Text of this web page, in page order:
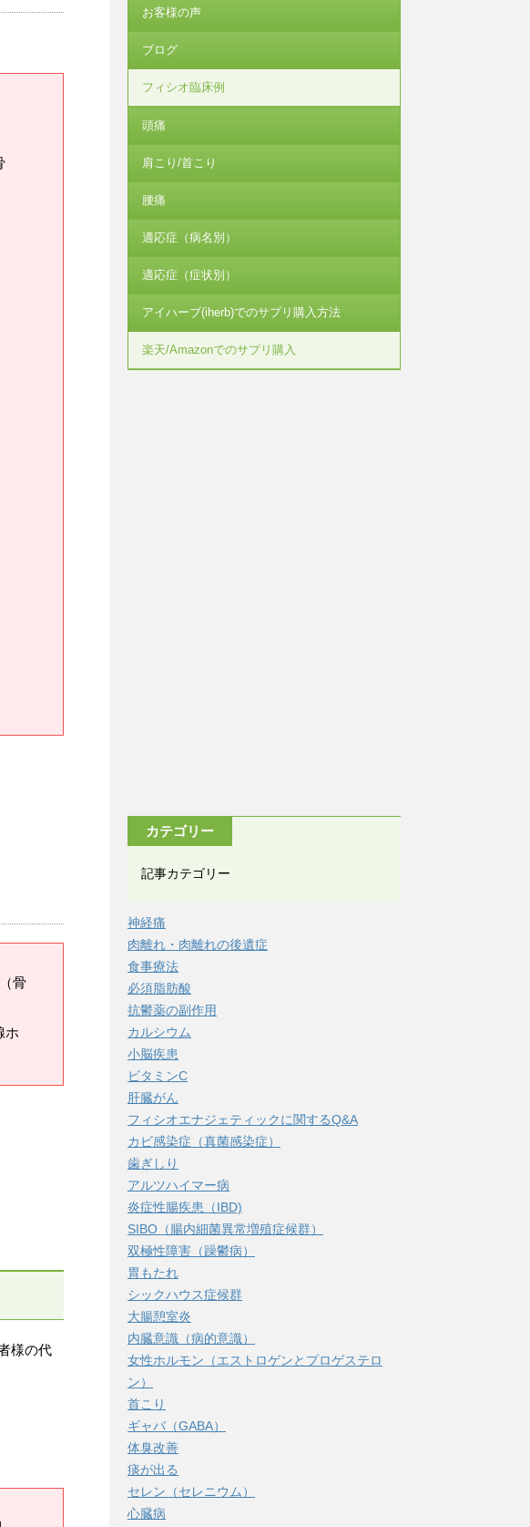
骨
ホ
様の代
お客様の声
ブログ
フィシオ臨床例
頭痛
肩こり/首こり
腰痛
適応症（病名別）
適応症（症状別）
アイハーブ(iherb)でのサプリ購入方法
楽天/Amazonでのサプリ購入
カテゴリー
記事カテゴリー
神経痛
肉離れ・肉離れの後遺症
食事療法
必須脂肪酸
抗鬱薬の副作用
カルシウム
小脳疾患
ビタミンC
肝臓がん
フィシオエナジェティックに関するQ&A
カビ感染症（真菌感染症）
歯ぎしり
アルツハイマー病
炎症性腸疾患（IBD)
SIBO（腸内細菌異常増殖症候群）
双極性障害（躁鬱病）
胃もたれ
シックハウス症候群
大腸憩室炎
内臓意識（病的意識）
女性ホルモン（エストロゲンとプロゲステロ
ン）
首こり
ギャバ（GABA）
体臭改善
痰が出る
セレン（セレニウム）
心臓病